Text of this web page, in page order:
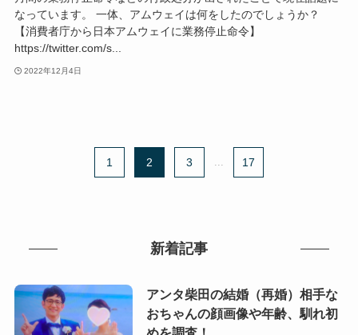
なっています。 一体、アムウェイは何をしたのでしょうか？
【消費者庁から日本アムウェイに業務停止命令】
https://twitter.com/s...
2022年12月4日
1 2 3 ... 17
新着記事
アンタ柴田の結婚（再婚）相手な
おちゃんの顔画像や年齢、馴れ初